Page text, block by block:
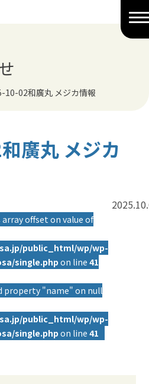
10-02和廣丸 メジカ情報
廣丸 メジカ
array offset on value of
public_html/wp/wp-
single.php on line41
property "name" on null
public_html/wp/wp-
single.php on line41